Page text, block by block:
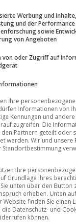
News
wöchentlich, mit mehr
Travel­news haben
ENTDECKEN
Werbung und
und der
sowie
von Angeboten
von oder Zugriff auf
Ihre
Informationen von
Kennungen und
zugreifen. Die
Partnern geteilt oder
werden. Wir und unsere
Standortbestimmung
Ihre
Grundlage ihres
unten über den Button
erheben. Unten
finden Sie einen
die Datenschutz- und
können.